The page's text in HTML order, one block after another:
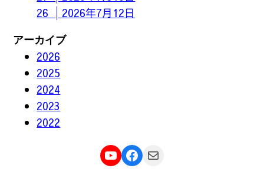
26 │2026年7月12日
アーカイブ
2026
2025
2024
2023
2022
YouTube
Facebook
メール